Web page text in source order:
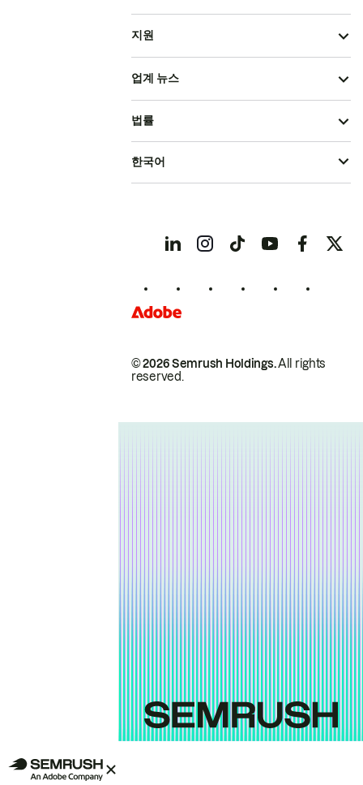
지원
업계 뉴스
© 2026 Semrush Holdings.All rights
reserved.
법률
한국어